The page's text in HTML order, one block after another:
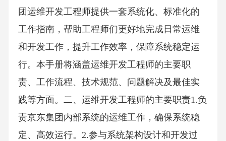
团运维开发工程师提供一套系统化、标准化的
工作指南，帮助工程师们更好地完成日常运维
和开发工作，提升工作效率，保障系统稳定运
行。本手册将涵盖运维开发工程师的主要职
责、工作流程、技术规范、问题解决及最佳实
践等方面。二、运维开发工程师的主要职责1.负
责京东集团内部系统的运维工作，确保系统稳
定、高效运行。2.参与系统架构设计和开发过